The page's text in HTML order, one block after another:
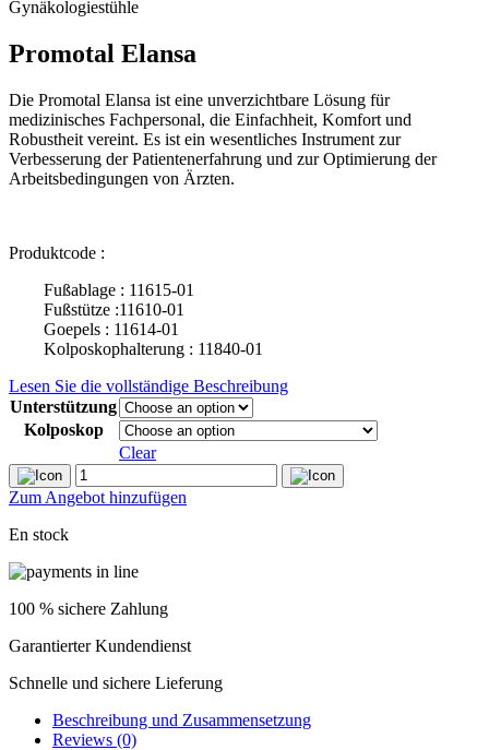
Gynäkologiestühle
Promotal Elansa
Die Promotal Elansa ist eine unverzichtbare Lösung für
medizinisches Fachpersonal, die Einfachheit, Komfort und
Robustheit vereint. Es ist ein wesentliches Instrument zur
Verbesserung der Patientenerfahrung und zur Optimierung der
Arbeitsbedingungen von Ärzten.
Produktcode :
‎ ‎ ‎ ‎ ‎ ‎ ‎ ‎ Fußablage : 11615-01
‎ ‎ ‎ ‎ ‎ ‎ ‎ ‎ Fußstütze :11610-01
‎ ‎ ‎ ‎ ‎ ‎ ‎ ‎ Goepels : 11614-01
‎ ‎ ‎ ‎ ‎ ‎ ‎ ‎ Kolposkophalterung : 11840-01
Lesen Sie die vollständige Beschreibung
Unterstützung
Kolposkop
Clear
Promotal
Elansa
quantity
Zum Angebot hinzufügen
En stock
100 % sichere Zahlung
Garantierter Kundendienst
Schnelle und sichere Lieferung
Beschreibung und Zusammensetzung
Reviews (0)